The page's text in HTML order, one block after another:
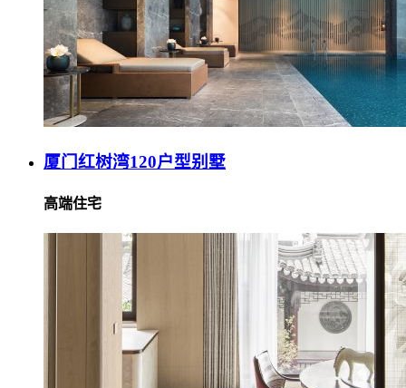
厦门红树湾120户型别墅
高端住宅